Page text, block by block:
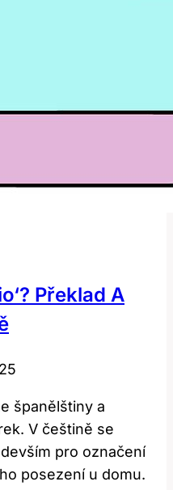
Překlad A
španělštiny a
V češtině se
pro označení
posezení u domu.